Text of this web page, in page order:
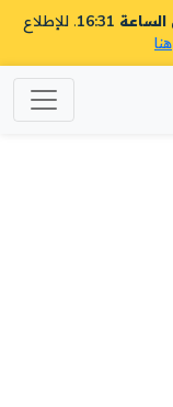
. للإطلاع
هنا